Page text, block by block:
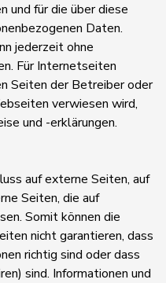
und für die über diese
Daten.
jederzeit ohne
Für Internetseiten
Seiten der Betreiber oder
verwiesen wird,
und -erklärungen.
auf externe Seiten, auf
Seiten, die auf
Somit können die
nicht garantieren, dass
richtig sind oder dass
sind. Informationen und